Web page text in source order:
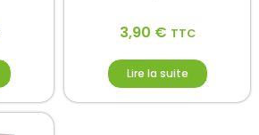
3,90 € TTC
Lire la suite